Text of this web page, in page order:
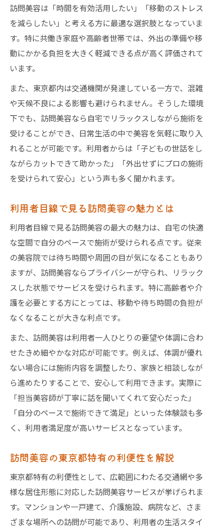
訪問美容は「時間を有効活用したい」「移動のストレス
を減らしたい」と考える方に最適な選択肢となっていま
す。特に共働き家庭や高齢者世帯では、外出の準備や移
動にかかる負担を大きく軽減できる点が高く評価されて
います。
また、東京都内は交通機関が発達している一方で、混雑
や天候不良による影響も避けられません。そうした環境
下でも、訪問美容なら自宅でリラックスしながら施術を
受けることができ、日常生活の中で美容を気軽に取り入
れることが可能です。利用者からは「子どもの世話をし
ながらカットできて助かった」「外出せずにプロの施術
を受けられて安心」という声も多く聞かれます。
利用者目線で見る訪問美容の魅力とは
利用者目線で見る訪問美容の最大の魅力は、自宅の快適
な空間で自分のペースで施術が受けられる点です。従来
の美容院では待ち時間や周囲の目が気になることもあり
ますが、訪問美容ならプライバシーが守られ、リラック
スした状態でサービスを受けられます。特に高齢者や介
護を必要とする方にとっては、移動や待ち時間の負担が
なくなることが大きな利点です。
また、訪問美容は利用者一人ひとりの要望や体調に合わ
せたきめ細やかな対応が可能です。例えば、体調が優れ
ない場合には施術内容を調整したり、家族と相談しなが
ら進めたりすることで、安心して利用できます。実際に
「担当美容師が丁寧に話を聞いてくれて安心だった」
「自分のペースで施術できて満足」といった体験談も多
く、利用者満足度が高いサービスとなっています。
訪問美容の東京都特有の利便性を解説
東京都特有の利便性として、広範囲にわたる交通網や多
様な居住形態に対応した訪問美容サービスが挙げられま
す。マンションや一戸建て、介護施設、病院など、さま
ざまな場所への訪問が可能であり、利用者の生活スタイ